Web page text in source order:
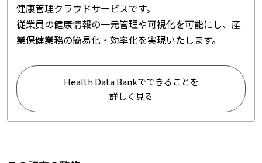
健康管理クラウドサービスです。
従業員の健康情報の一元管理や可視化を可能にし、産
業保健業務の簡易化・効率化を実現いたします。
Health Data Bankでできることを
詳しく見る